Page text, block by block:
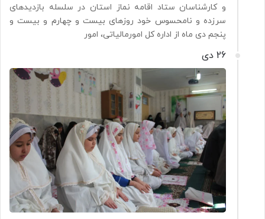
و کارشناسان ستاد اقامه نماز استان در سلسله بازدیدهای
سرزده و نامحسوس خود روزهای بیست و چهارم و بیست و
پنجم دی ماه از اداره کل امورمالیاتی، امور
26 دی